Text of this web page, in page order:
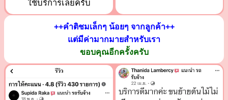
ใช้บริการเลยครับ
++คำติชมเล็กๆ น้อยๆ จากลูกค้า++
แต่มีค่ามากมายสำหรับเรา
ขอบคุณอีกครั้งครับ